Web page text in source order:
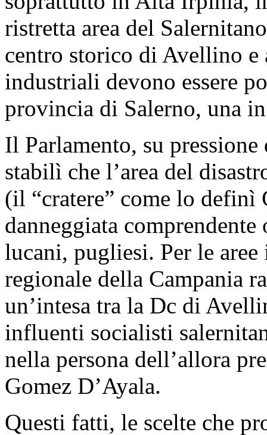
ristretta area del
centro storico di Avellino e
industriali devono essere
provincia di Salerno, una
Il Parlamento, su
stabilì che l’area del
(il “cratere” come lo definì
danneggiata
lucani, pugliesi. Per le
regionale della Campania
un’intesa tra la Dc di
influenti socialisti
nella persona dell’allora
Gomez D’Ayala.
Questi fatti, le scelte che